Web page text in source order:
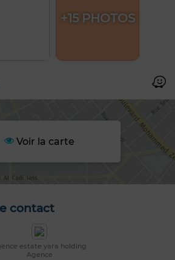
+15 PHOTOS
Voir la carte
contact
estate yara holding
Agence